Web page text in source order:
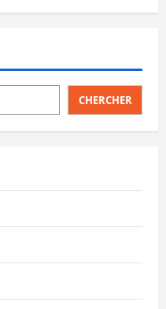
CHERCHER